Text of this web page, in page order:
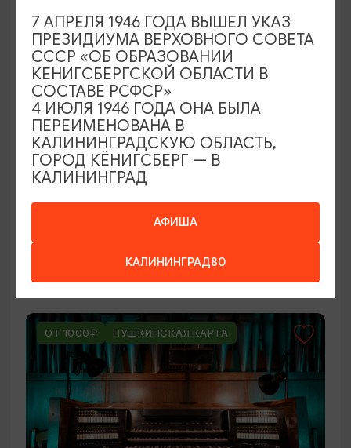
ВЫСТАВКИ
Оставленный багаж
Светлогорск, Арт-пространство «Янтарь-холл»
ОТ 1000₽ ПУШКИНСКАЯ КАРТА
АФИША
КАЛИНИНГРАД80
7 АПРЕЛЯ 1946 ГОДА ВЫШЕЛ УКАЗ
ПРЕЗИДИУМА ВЕРХОВНОГО СОВЕТА
СССР «ОБ ОБРАЗОВАНИИ
КЕНИГСБЕРГСКОЙ ОБЛАСТИ В
СОСТАВЕ РСФСР»
4 ИЮЛЯ 1946 ГОДА ОНА БЫЛА
ПЕРЕИМЕНОВАНА В
КАЛИНИНГРАДСКУЮ ОБЛАСТЬ,
ГОРОД КЁНИГСБЕРГ — В
КАЛИНИНГРАД